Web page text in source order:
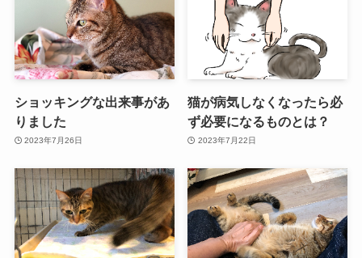
ショッキングな出来事があ
りました
2023年7月26日
猫が病気しなくなったら必
ず必要になるものとは？
2023年7月22日